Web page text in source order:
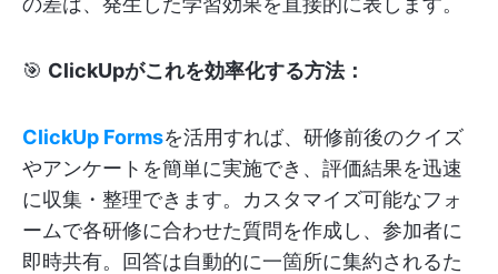
🎯 ClickUpがこれを効率化する方法：
ClickUp Formsを活用すれば、研修前後のクイズ
やアンケートを簡単に実施でき、評価結果を迅速
に収集・整理できます。カスタマイズ可能なフォ
ームで各研修に合わせた質問を作成し、参加者に
即時共有。回答は自動的に一箇所に集約されるた